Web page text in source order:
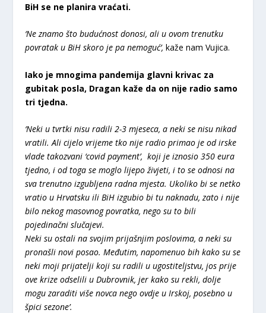
BiH se ne planira vraćati.
‘Ne znamo što budućnost donosi, ali u ovom trenutku
povratak u BiH skoro je pa nemoguć’, kaže nam Vujica.
Iako je mnogima pandemija glavni krivac za
gubitak posla, Dragan kaže da on nije radio samo
tri tjedna.
‘Neki u tvrtki nisu radili 2-3 mjeseca, a neki se nisu nikad
vratili. Ali cijelo vrijeme tko nije radio primao je od irske
vlade takozvani ‘covid payment’, koji je iznosio 350 eura
tjedno, i od toga se moglo lijepo živjeti, i to se odnosi na
sva trenutno izgubljena radna mjesta. Ukoliko bi se netko
vratio u Hrvatsku ili BiH izgubio bi tu naknadu, zato i nije
bilo nekog masovnog povratka, nego su to bili
pojedinačni slučajevi.
Neki su ostali na svojim prijašnjim poslovima, a neki su
pronašli novi posao. Međutim, napomenuo bih kako su se
neki moji prijatelji koji su radili u ugostiteljstvu, jos prije
ove krize odselili u Dubrovnik, jer kako su rekli, dolje
mogu zaraditi više novca nego ovdje u Irskoj, posebno u
špici sezone’.